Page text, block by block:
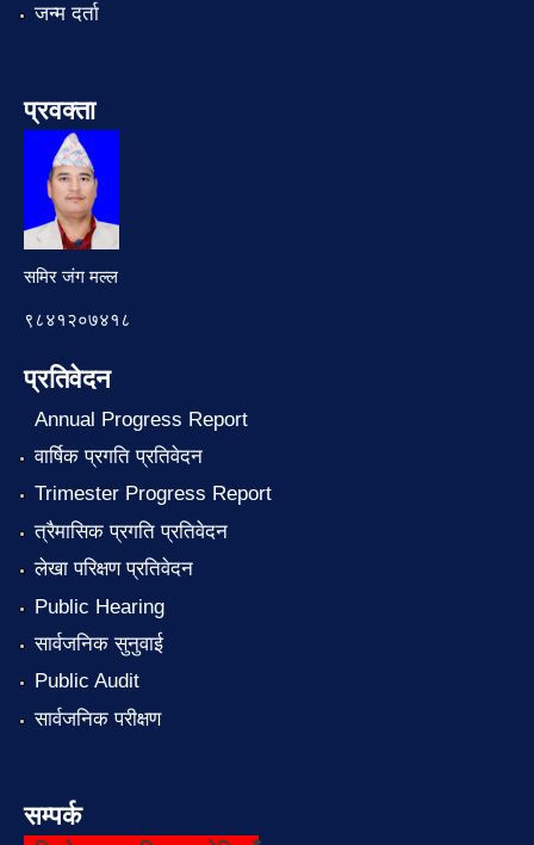
जन्म दर्ता
प्रवक्ता
समिर जंग मल्ल
९८४१२०७४१८
प्रतिवेदन
Annual Progress Report
वार्षिक प्रगति प्रतिवेदन
Trimester Progress Report
त्रैमासिक प्रगति प्रतिवेदन
लेखा परिक्षण प्रतिवेदन
Public Hearing
सार्वजनिक सुनुवाई
Public Audit
सार्वजनिक परीक्षण
सम्पर्क